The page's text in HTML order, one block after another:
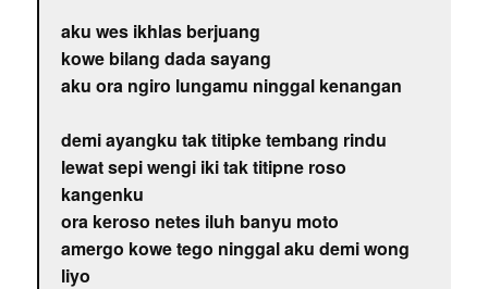
aku wes ikhlas berjuang
kowe bilang dada sayang
aku ora ngiro lungamu ninggal kenangan
demi ayangku tak titipke tembang rindu
lewat sepi wengi iki tak titipne roso
kangenku
ora keroso netes iluh banyu moto
amergo kowe tego ninggal aku demi wong
liyo